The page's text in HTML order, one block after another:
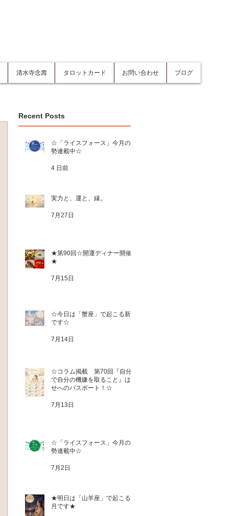
清水寺念壽 タロットカード お問い合わせ ブログ
Recent Posts
☆「ライスフォース」今月の運
勢連載中☆
4 日前
実力と、運と、縁。
7月27日
★第90回☆開運ディナー開催
★
7月15日
☆今日は「蟹座」で起こる新月
です☆
7月14日
☆コラム掲載 第70回『自分
で自分の機嫌を取ること』は幸
せへのパスポート！☆
7月13日
☆「ライスフォース」今月の運
勢連載中☆
7月2日
★明日は「山羊座」で起こる満
月です★